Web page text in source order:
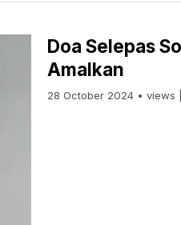
Doa Selepas
Amalkan
28 October 2024 • views |